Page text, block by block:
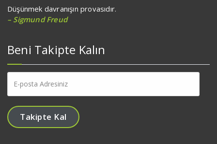
Düşünmek davranışın provasıdır.
– Sigmund Freud
Beni Takipte Kalın
posta
Adresiniz
Takipte Kal